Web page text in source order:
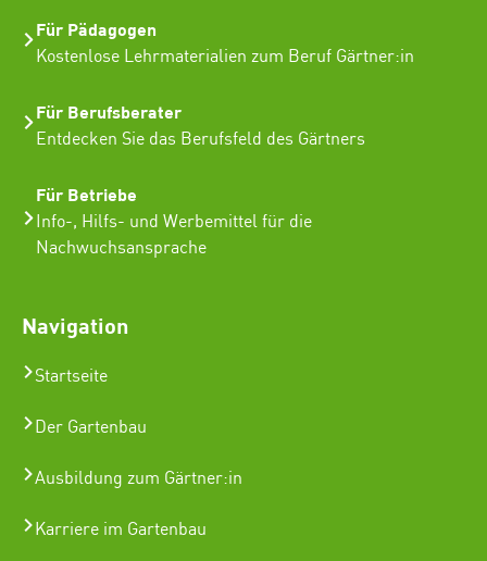
Für Pädagogen
Kostenlose Lehrmaterialien zum Beruf Gärtner:in
Für Berufsberater
Entdecken Sie das Berufsfeld des Gärtners
Für Betriebe
Info-, Hilfs- und Werbemittel für die
Nachwuchsansprache
Navigation
Startseite
Der Gartenbau
Ausbildung zum Gärtner:in
Karriere im Gartenbau